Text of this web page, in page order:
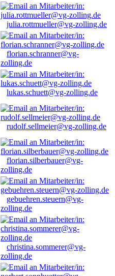
julia.rottmueller@vg-zolling.de
florian.schranner@vg-
zolling.de
lukas.schuett@vg-zolling.de
rudolf.sellmeier@vg-zolling.de
florian.silberbauer@vg-
zolling.de
gebuehren.steuern@vg-
zolling.de
christina.sommerer@vg-
zolling.de